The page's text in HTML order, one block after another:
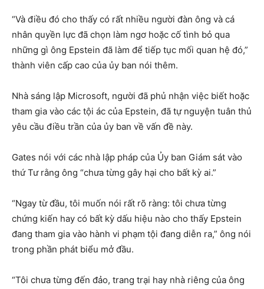
“Và điều đó cho thấy có rất nhiều người đàn ông và cá
nhân quyền lực đã chọn làm ngơ hoặc cố tình bỏ qua
những gì ông Epstein đã làm để tiếp tục mối quan hệ đó,”
thành viên cấp cao của ủy ban nói thêm.
Nhà sáng lập Microsoft, người đã phủ nhận việc biết hoặc
tham gia vào các tội ác của Epstein, đã tự nguyện tuân thủ
yêu cầu điều trần của ủy ban về vấn đề này.
Gates nói với các nhà lập pháp của Ủy ban Giám sát vào
thứ Tư rằng ông “chưa từng gây hại cho bất kỳ ai.”
“Ngay từ đầu, tôi muốn nói rất rõ ràng: tôi chưa từng
chứng kiến hay có bất kỳ dấu hiệu nào cho thấy Epstein
đang tham gia vào hành vi phạm tội đang diễn ra,” ông nói
trong phần phát biểu mở đầu.
“Tôi chưa từng đến đảo, trang trại hay nhà riêng của ông